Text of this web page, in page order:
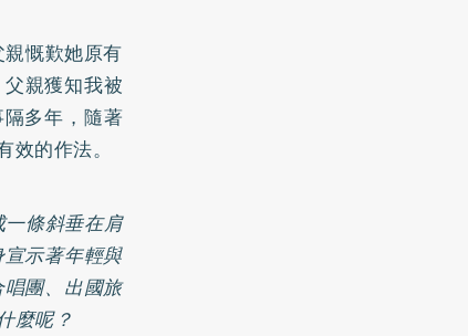
慨歎她原有
親獲知我被
隔多年，隨著
的作法。
條斜垂在肩
示著年輕與
團、出國旅
麼呢？